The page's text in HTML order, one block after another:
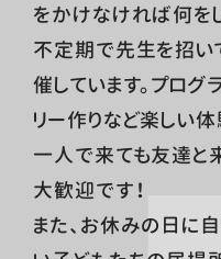
をかけなければ何を
不定期で先生を招い
催しています。プロ
リー作りなど楽しい体
一人で来ても友達と
大歓迎です！
また、お休みの日に